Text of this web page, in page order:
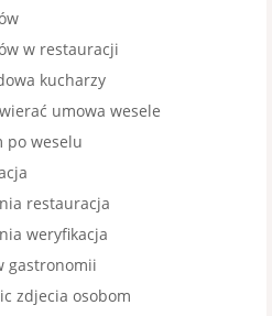
w restauracji
kucharzy
umowa wesele
po weselu
restauracja
weryfikacja
gastronomii
zdjecia osobom